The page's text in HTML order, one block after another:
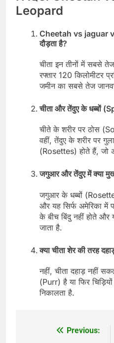
Leopard
Cheetah vs jaguar
दौड़ता है?
चीता इन तीनों में सबसे
रफ्तार 120 किलोमीटर
जमीन का सबसे तेज
चीता और तेंदुए के धब्बों
चीते के शरीर पर ठोस
वहीं, तेंदुए के शरीर पर
(Rosettes) होते हैं, जो
जगुआर और तेंदुए में क्या
जगुआर के धब्बों
और यह सिर्फ अमेरिका में
के बीच बिंदु नहीं होते और
जाता है.
क्या चीता शेर की तरह
नहीं, चीता दहाड़ नहीं
(Purr) है या फिर
निकालता है.
Previous: